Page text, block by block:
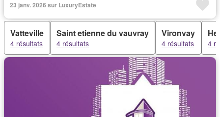
23 janv. 2026 sur LuxuryEstate
Vatteville
4 résultats
Saint etienne du vauvray
4 résultats
Vironvay
4 résultats 4